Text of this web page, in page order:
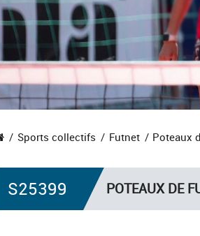
Sports collectifs Futnet Poteaux
S25399 POTEAUX DE